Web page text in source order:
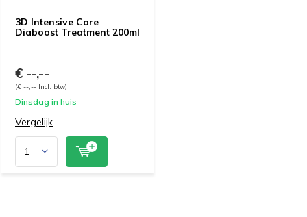
3D Intensive Care
Diaboost Treatment 200ml
€ --,--
(€ --,-- Incl. btw)
Dinsdag in huis
Vergelijk